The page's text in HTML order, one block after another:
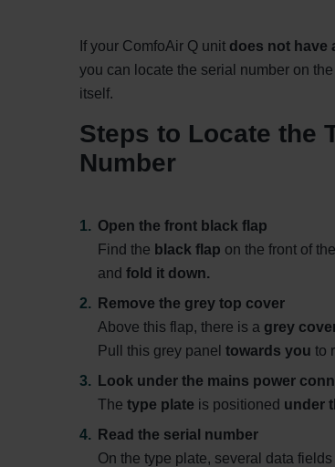
Zehnder Group
Zehnder Group
If your ComfoAir Q unit does not have
you can locate the serial number on the
itself.
Steps to Locate the
Number
Open the front black flap
Find the black flap on the front of
and fold it down.
Remove the grey top cover
Above this flap, there is a grey
Pull this grey panel towards you to
Look under the mains power
The type plate is positioned under
Read the serial number
On the type plate, several data